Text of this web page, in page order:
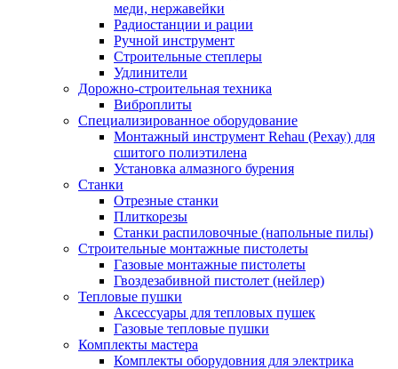
меди, нержавейки
Радиостанции и рации
Ручной инструмент
Строительные степлеры
Удлинители
Дорожно-строительная техника
Виброплиты
Специализированное оборудование
Монтажный инструмент Rehau (Рехау) для
сшитого полиэтилена
Установка алмазного бурения
Станки
Отрезные станки
Плиткорезы
Станки распиловочные (напольные пилы)
Строительные монтажные пистолеты
Газовые монтажные пистолеты
Гвоздезабивной пистолет (нейлер)
Тепловые пушки
Аксессуары для тепловых пушек
Газовые тепловые пушки
Комплекты мастера
Комплекты оборудовния для электрика